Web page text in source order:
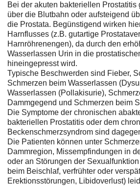
Bei der akuten bakteriellen
über die Blutbahn oder aufsteigend
die Prostata. Begünstigend wirken
Harnflusses (z.B. gutartige
Harnröhrenengen), da durch den
Wasserlassen Urin in die
hineingepresst wird.
Typische Beschwerden sind Fieber,
Schmerzen beim Wasserlassen
Wasserlassen (Pollakisurie),
Dammgegend und Schmerzen beim
Die Symptome der chronischen
bakteriellen Prostatitis oder dem
Beckenschmerzsyndrom sind
Die Patienten können unter
Dammregion, Missempfindungen in
oder an Störungen der
beim Beischlaf, verfrühter oder
Erektionsstörungen, Libidoverlust)